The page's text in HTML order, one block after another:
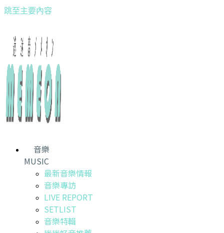
跳至主要內容
音樂
MUSIC
最新音樂情報
音樂專訪
LIVE REPORT
SETLIST
音樂特輯